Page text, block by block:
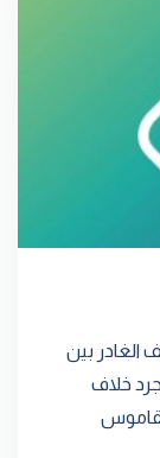
بين
خلاف